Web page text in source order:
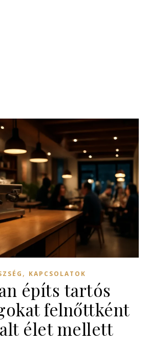
, KAPCSOLATOK
építs tartós
felnőttként
élet mellett